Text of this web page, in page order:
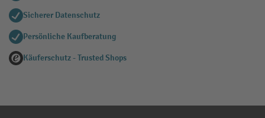
Sicherer Datenschutz
Persönliche Kaufberatung
Käuferschutz - Trusted Shops